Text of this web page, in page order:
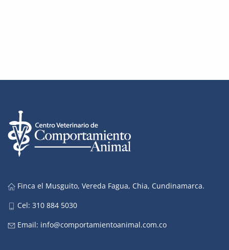
Finca el Musguito, Vereda Fagua, Chia, Cundinamarca.
Cel: 310 884 5030
Email: info@comportamientoanimal.com.co